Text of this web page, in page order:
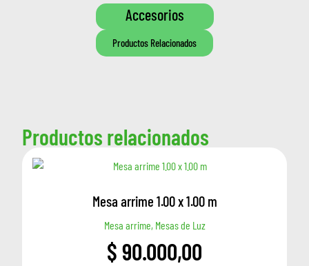
Accesorios
Productos Relacionados
Productos relacionados
Mesa arrime 1.00 x 1.00 m
Mesa arrime, Mesas de Luz
$90.000,00